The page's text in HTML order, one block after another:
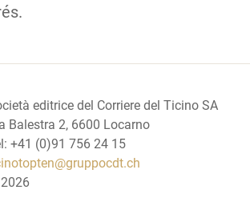
editrice del Corriere del Ticino SA
Balestra 2, 6600 Locarno
+41 (0)91 756 24 15
2026